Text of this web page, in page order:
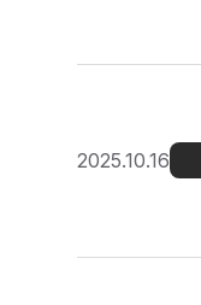
2025.10.16